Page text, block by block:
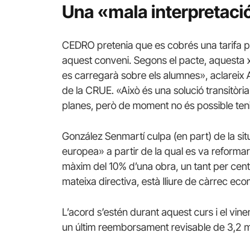
Una «mala
CEDRO pretenia que es cobrés una tarifa
aquest conveni. Segons el pacte, aquesta
es carregarà sobre els alumnes», aclareix
de la CRUE. «Això és una solució
planes, però de moment no és possible
González Senmartí culpa (en part) de la
europea» a partir de la qual es va
màxim del 10% d’una obra, un tant per
mateixa directiva, està lliure de càrrec
L’acord s’estén durant aquest curs i el
un últim reemborsament revisable de 3,2